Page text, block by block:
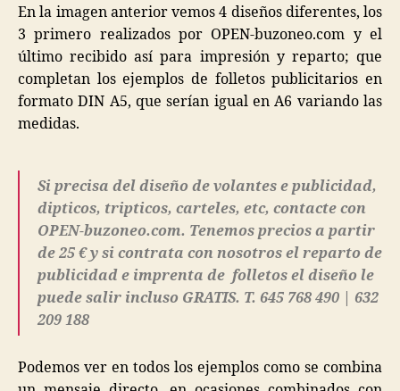
En la imagen anterior vemos 4 diseños diferentes, los
3 primero realizados por OPEN-buzoneo.com y el
último recibido así para impresión y reparto; que
completan los ejemplos de folletos publicitarios en
formato DIN A5, que serían igual en A6 variando las
medidas.
Si precisa del diseño de volantes e publicidad,
dipticos, tripticos, carteles, etc, contacte con
OPEN-buzoneo.com. Tenemos precios a partir
de 25 € y si contrata con nosotros el reparto de
publicidad e imprenta de folletos el diseño le
puede salir incluso GRATIS. T. 645 768 490 | 632
209 188
Podemos ver en todos los ejemplos como se combina